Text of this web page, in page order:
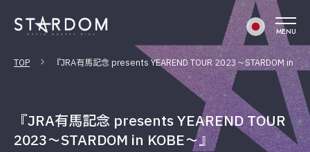
MENU
TOP 『JRA有馬記念 presents YEAREND TOUR 2023〜STARDOM in
『JRA有馬記念 presents YEAREND TOUR
2023〜STARDOM in KOBE〜』